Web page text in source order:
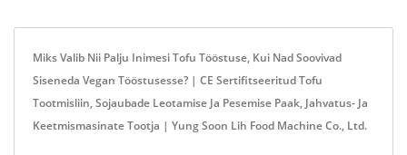
Miks Valib Nii Palju Inimesi Tofu Tööstuse, Kui Nad Soovivad
Siseneda Vegan Tööstusesse? | CE Sertifitseeritud Tofu
Tootmisliin, Sojaubade Leotamise Ja Pesemise Paak, Jahvatus- Ja
Keetmismasinate Tootja | Yung Soon Lih Food Machine Co., Ltd.